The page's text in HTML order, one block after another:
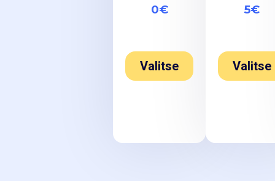
0€
Valitse
5€
Valitse